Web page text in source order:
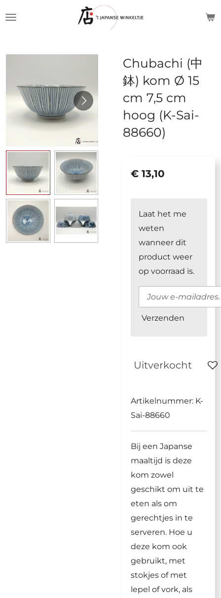
de
Chubachi (中
鉢) kom Ø 15
cm 7,5 cm
hoog (K-Sai-
88660)
€ 13,10
Laat het me
weten
wanneer dit
product weer
op voorraad is.
Verzenden
Uitverkocht
Artikelnummer: K-
Sai-88660
Bij een Japanse
maaltijd is deze
kom zowel
geschikt om uit te
eten als om
gerechtjes in te
serveren. Hoe u
deze kom ook
gebruikt, met
stokjes of met
lepel of vork, als